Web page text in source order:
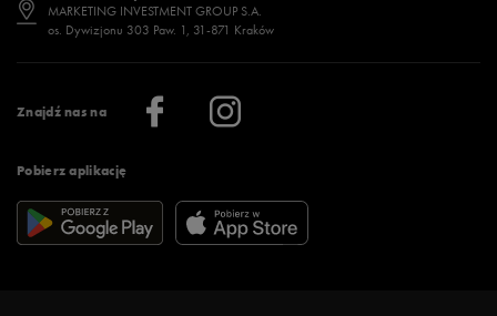
Znajdź nas na
Pobierz aplikację
Regulamin sklepu 50 style
Regulamin aplikacji 50 style
Więcej regulaminów >
Więcej >
Klub 50 style
Praca
Informacje o firmie
MARKETING INVESTMENT GROUP S.A.
os. Dywizjonu 303 Paw. 1, 31-871 Kraków